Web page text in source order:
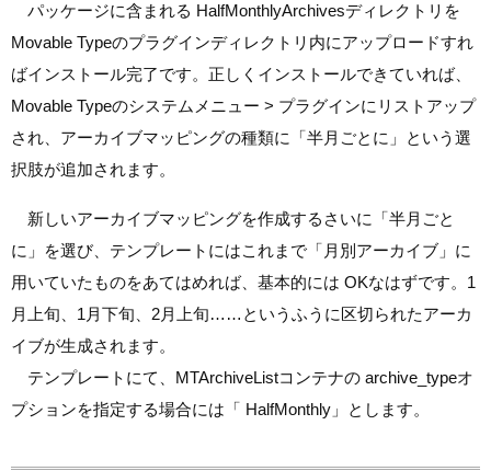
パッケージに含まれる HalfMonthlyArchivesディレクトリを
Movable Typeのプラグインディレクトリ内にアップロードすれ
ばインストール完了です。正しくインストールできていれば、
Movable Typeのシステムメニュー > プラグインにリストアップ
され、アーカイブマッピングの種類に「半月ごとに」という選
択肢が追加されます。
新しいアーカイブマッピングを作成するさいに「半月ごと
に」を選び、テンプレートにはこれまで「月別アーカイブ」に
用いていたものをあてはめれば、基本的には OKなはずです。1
月上旬、1月下旬、2月上旬…… というふうに区切られたアーカ
イブが生成されます。
テンプレートにて、MTArchiveListコンテナの archive_typeオ
プションを指定する場合には「 HalfMonthly」とします。